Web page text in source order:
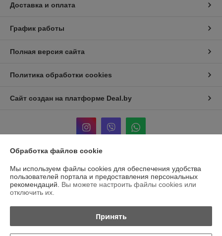
Доставка и оплата
График работы
Полная версия сайта
Политика обработки cookies
Сайт создан на платформе Deal.by
Индивидуальный предприниматель:Индивидуальный
предприниматель Островский Александр Анатольевич
222811 Минская обл., г. Марьина Горка, ул. Ленинская, д. 34, кв. 102
Регистрационный номер ЕГР: 691079471
УНП: 691079471
Обработка файлов cookie
Мы используем файлы cookies для обеспечения удобства
пользователей портала и предоставления персональных
рекомендаций. Вы можете настроить файлы cookies или
отключить их.
Принять